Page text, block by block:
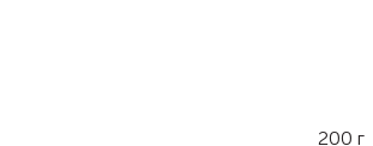
200 г